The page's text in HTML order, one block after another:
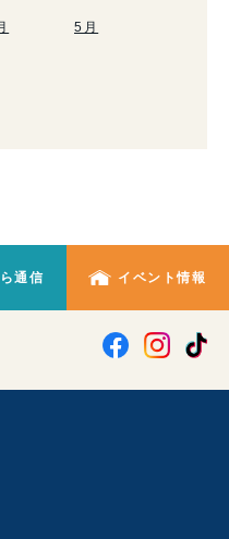
5月
通信 イベント情報